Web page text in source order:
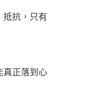
抵抗，只有
真正落到心